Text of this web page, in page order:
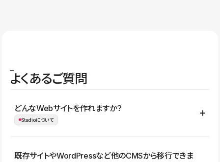
よくあるご質問
どんなWebサイトを作れますか？
Studioについて
コーポレートサイト、サービスサイト、LP、採用サイト、ブロ
既存サイトやWordPressなど他のCMSから移行できま